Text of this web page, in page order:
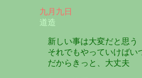
九月九日
道造
新しい事は大変だと思う
それでもやっていけばい
だからきっと、大丈夫